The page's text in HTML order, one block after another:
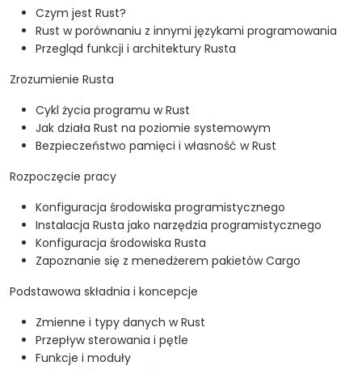
Czym jest Rust?
Rust w porównaniu z innymi językami programowania
Przegląd funkcji i architektury Rusta
Zrozumienie Rusta
Cykl życia programu w Rust
Jak działa Rust na poziomie systemowym
Bezpieczeństwo pamięci i własność w Rust
Rozpoczęcie pracy
Konfiguracja środowiska programistycznego
Instalacja Rusta jako narzędzia programistycznego
Konfiguracja środowiska Rusta
Zapoznanie się z menedżerem pakietów Cargo
Podstawowa składnia i koncepcje
Zmienne i typy danych w Rust
Przepływ sterowania i pętle
Funkcje i moduły